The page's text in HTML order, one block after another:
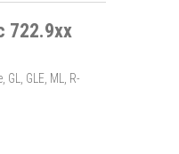
722.9xx
GLE, ML, R-